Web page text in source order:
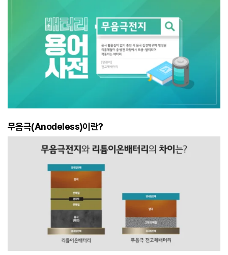
무음극(Anodeless)이란?